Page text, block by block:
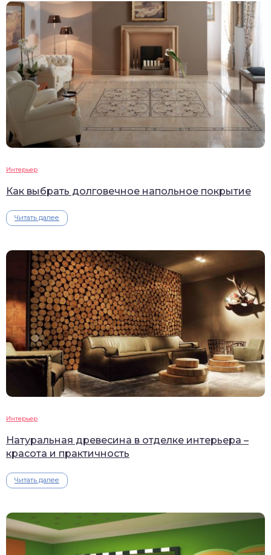
Интерьер
Как выбрать долговечное напольное покрытие
Читать далее
Интерьер
Натуральная древесина в отделке интерьера –
красота и практичность
Читать далее